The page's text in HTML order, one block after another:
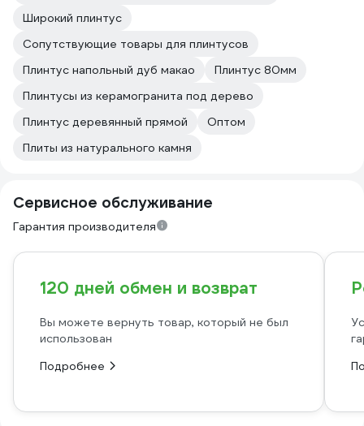
Широкий плинтус
Сопутствующие товары для плинтусов
Плинтус напольный дуб макао
Плинтус 80мм
Плинтусы из керамогранита под дерево
Плинтус деревянный прямой
Оптом
Плиты из натурального камня
Сервисное обслуживание
Гарантия производителя
120 дней обмен и возврат
Вы можете вернуть товар, который не был
использован
Подробнее